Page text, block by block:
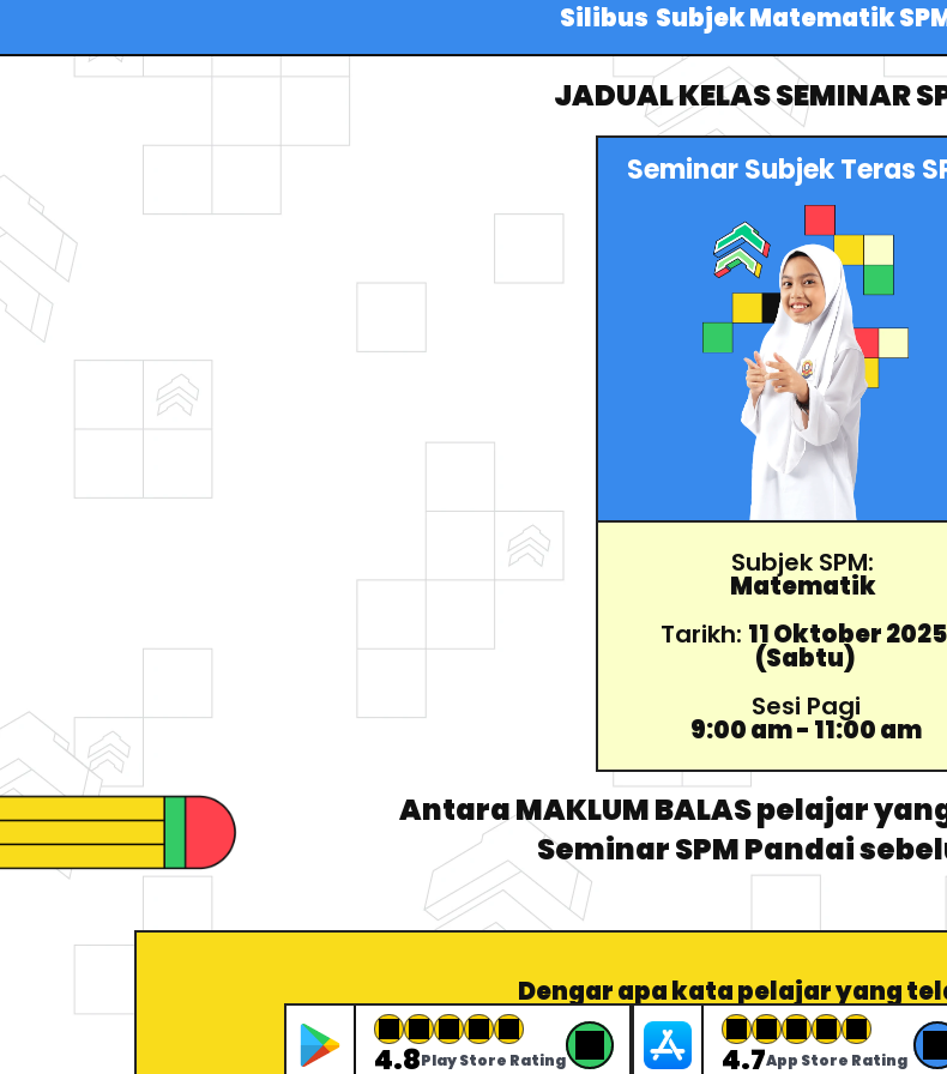
Silibus  Subjek Matematik
JADUAL KELAS SEMINAR
Seminar Subjek Teras
Matematik
Tarikh: 11 Oktober 2025
(Sabtu)
Sesi Pagi
9:00 am - 11:00 am
Antara MAKLUM BALAS pelajar
Seminar SPM Pandai
Dengar apa kata pelajar yang
4.8Play Store Rating 4.7App Store Rating